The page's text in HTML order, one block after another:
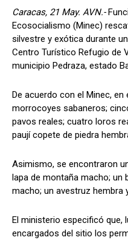
Caracas, 21 May. AVN.-
Ecosocialismo (Minec)
silvestre y exótica durante
Centro Turístico Refugio de
municipio Pedraza, estado
De acuerdo con el Minec,
morrocoyes sabaneros;
pavos reales; cuatro loros
paují copete de piedra
Asimismo, se encontraron
lapa de montaña macho; un
macho; un avestruz hembra
El ministerio especificó que,
encargados del sitio los